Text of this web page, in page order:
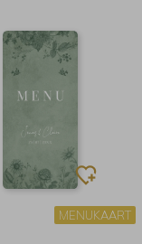
MENUKAART